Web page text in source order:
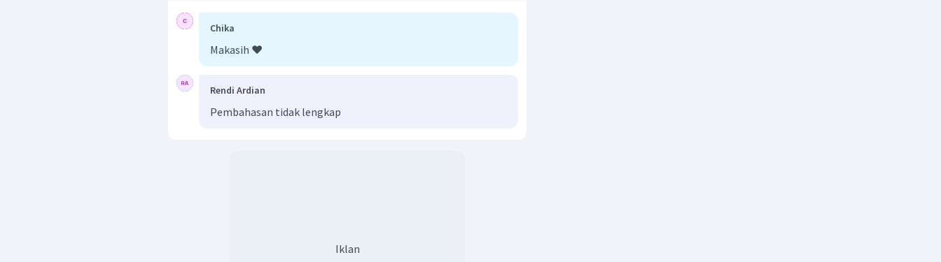
Chika
Makasih ❤️
Rendi Ardian
Pembahasan tidak lengkap
Iklan